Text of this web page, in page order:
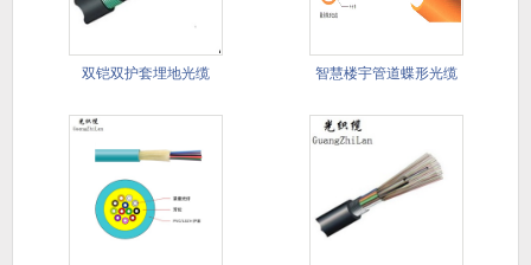
双铠双护套埋地光缆 智慧楼宇管道蝶形光缆